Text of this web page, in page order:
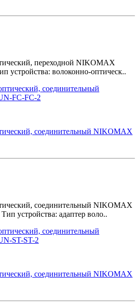
переходной NIKOMAX
устройства: волоконно-оптическ..
соединительный NIKOMAX
соединительный NIKOMAX
устройства: адаптер воло..
соединительный NIKOMAX